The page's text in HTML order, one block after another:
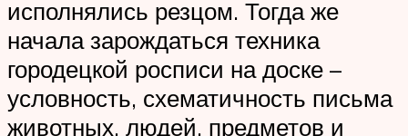
исполнялись резцом. Тогда же
начала зарождаться техника
городецкой росписи на доске –
условность, схематичность письма
животных, людей, предметов и